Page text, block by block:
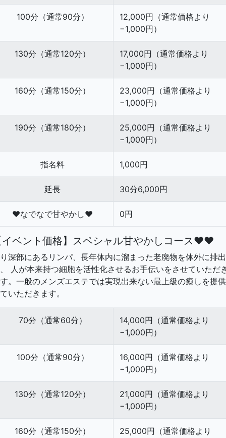
100分（通常90分）
12,000円（通常価格より
−1,000円）
130分（通常120分）
17,000円（通常価格より
−1,000円）
160分（通常150分）
23,000円（通常価格より
−1,000円）
190分（通常180分）
25,000円（通常価格より
−1,000円）
指名料 1,000円
延長 30分6,000円
♥なでなで甘やかし♥ 0円
ベント価格】スペシャル甘やかしコース♥♥
深部にあるリンパ、長年体内に溜まった老廃物を体外に排
人が本来持つ細胞を活性化させるお手伝いをさせていただ
。一般のメンズエステでは実現出来ない最上級の癒しを提
いただきます。
70分（通常60分）
14,000円（通常価格より
−1,000円）
100分（通常90分）
16,000円（通常価格より
−1,000円）
130分（通常120分）
21,000円（通常価格より
−1,000円）
160分（通常150分） 25,000円（通常価格より